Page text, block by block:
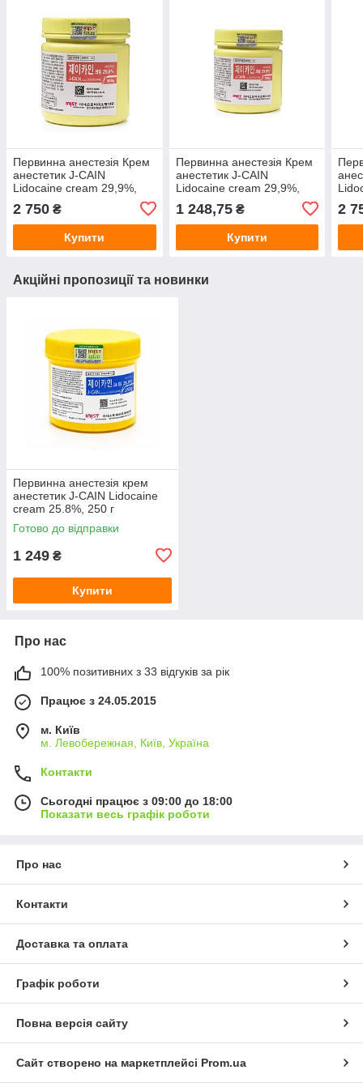
Первинна анестезія Крем
анестетик J-CAIN
Lidocaine cream 29,9%,
2 750 ₴
Купити
Первинна анестезія Крем
анестетик J-CAIN
Lidocaine cream 29,9%,
1 248,75₴
Купити
2
Акційні пропозиції та новинки
Первинна анестезія крем
анестетик J-CAIN Lidocaine
cream 25.8%, 250 г
Готово до відправки
1 249 ₴
Купити
Про нас
100% позитивних з 33 відгуків за рік
Працює з 24.05.2015
м. Київ
м. Левобережная, Київ, Україна
Контакти
Сьогодні працює з 09:00 до 18:00
Показати весь графік роботи
Про нас
Контакти
Доставка та оплата
Графік роботи
Повна версія сайту
Сайт створено на маркетплейсі Prom.ua